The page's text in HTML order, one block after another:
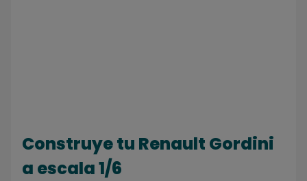
Construye tu Renault Gordini
a escala 1/6